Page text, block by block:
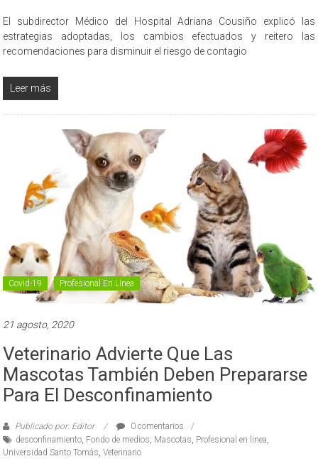
El subdirector Médico del Hospital Adriana Cousiño explicó las
estrategias adoptadas, los cambios efectuados y reitero las
recomendaciones para disminuir el riesgo de contagio
Leer más
Covid-19 Profesional En Línea
21 agosto, 2020
Veterinario Advierte Que Las
Mascotas También Deben Prepararse
Para El Desconfinamiento
Publicado por: Editor
0 comentarios
desconfinamiento, Fondo de medios, Mascotas, Profesional en linea,
Universidad Santo Tomás,Veterinario